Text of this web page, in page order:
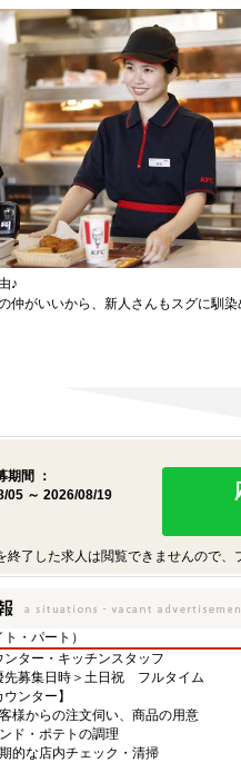
♪
仲がいいから、新人さんもスグに馴染
期間 ：
05 ～ 2026/08/19
了した求人は閲覧できませんので、
・パート）
ンター・キッチンスタッフ
先募集日時＞土日祝 フルタイム
ウンター】
様からの注文伺い、商品の用意
ド・ポテトの調理
的な店内チェック・清掃